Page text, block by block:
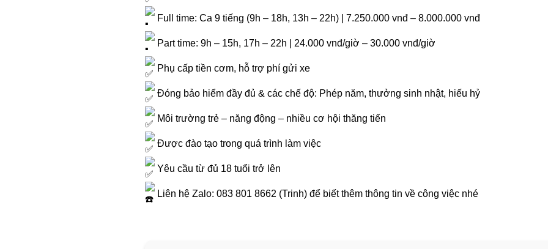
Full time: Ca 9 tiếng (9h – 18h, 13h – 22h) | 7.250.000 vnđ – 8.000.000 vnđ
Part time: 9h – 15h, 17h – 22h | 24.000 vnđ/giờ – 30.000 vnđ/giờ
Phụ cấp tiền cơm, hỗ trợ phí gửi xe
Đóng bảo hiểm đầy đủ & các chế độ: Phép năm, thưởng sinh nhật, hiếu hỷ
Môi trường trẻ – năng động – nhiều cơ hội thăng tiến
Được đào tạo trong quá trình làm việc
Yêu cầu từ đủ 18 tuổi trở lên
Liên hệ Zalo: 083 801 8662 (Trinh) để biết thêm thông tin về công việc nhé